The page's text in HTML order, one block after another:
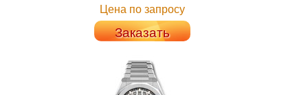
Цена по запросу
Заказать